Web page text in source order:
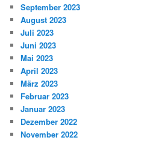
September 2023
August 2023
Juli 2023
Juni 2023
Mai 2023
April 2023
März 2023
Februar 2023
Januar 2023
Dezember 2022
November 2022